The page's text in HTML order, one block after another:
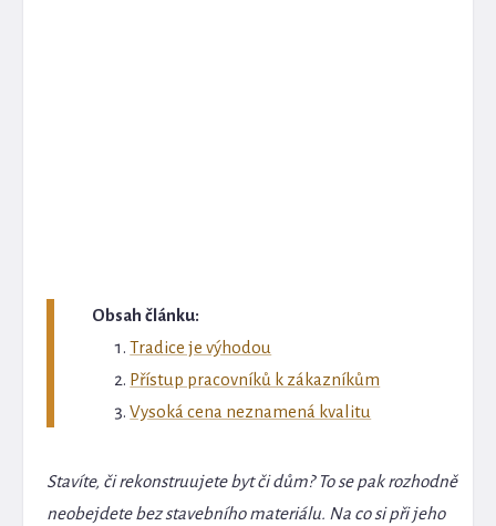
Obsah článku:
Tradice je výhodou
Přístup pracovníků k zákazníkům
Vysoká cena neznamená kvalitu
Stavíte, či rekonstruujete byt či dům? To se pak rozhodně
neobejdete bez stavebního materiálu. Na co si při jeho